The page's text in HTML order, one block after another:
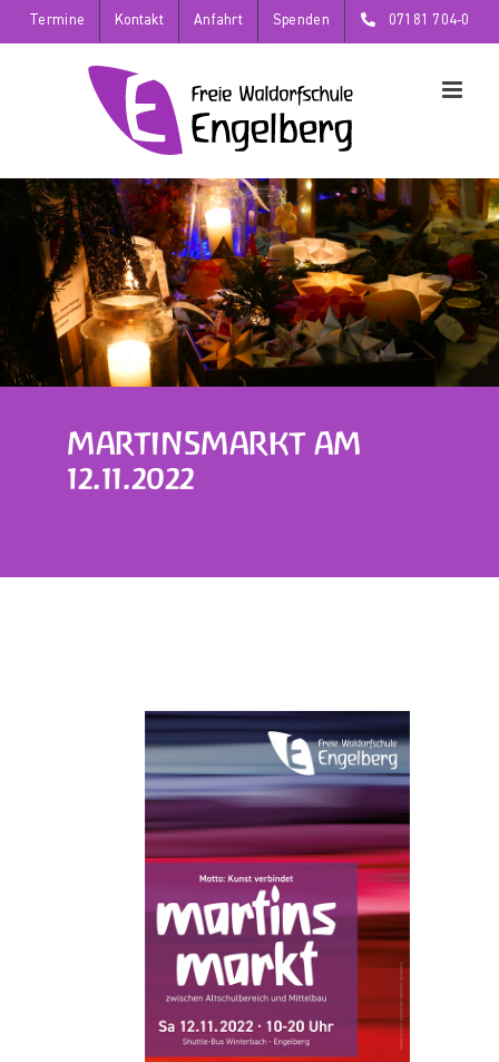
Zum
Inhalt
Termine Kontakt Anfahrt Spenden 07181 704-0
MARTINSMARKT AM
12.11.2022